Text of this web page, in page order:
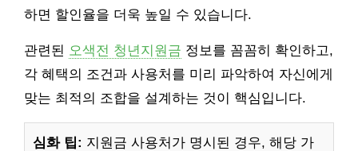
하면 할인율을 더욱 높일 수 있습니다.
관련된 오색전 청년지원금 정보를 꼼꼼히 확인하고,
각 혜택의 조건과 사용처를 미리 파악하여 자신에게
맞는 최적의 조합을 설계하는 것이 핵심입니다.
심화 팁: 지원금 사용처가 명시된 경우, 해당 가